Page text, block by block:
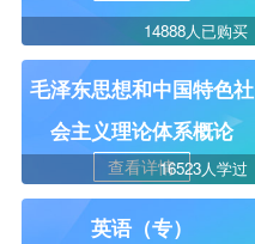
14888人已购买
毛泽东思想和中国特色社
会主义理论体系概论
查看详情16523人学过
英语（专）